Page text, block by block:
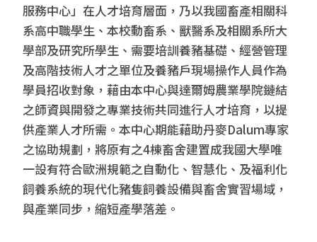
服務中心」在人才培育層面，乃以我國畜產相關科
系高中職學生、本校動畜系、獸醫系及相關系所大
學部及研究所學生、需要培訓養豬基礎、經營管理
及高階技術人才之單位及養豬戶現場操作人員作為
學員招收對象，藉由本中心與達爾姆農業學院鏈結
之師資與開發之專業技術共同進行人才培育，以提
供產業人才所需。本中心期能藉助丹麥Dalum專家
之協助規劃，將原有之4棟畜舍建置成我國大學唯
一設有符合歐洲規範之自動化、智慧化、及福利化
飼養系統的現代化豬隻飼養設備與畜舍實習場域，
與產業同步，縮短產學落差。